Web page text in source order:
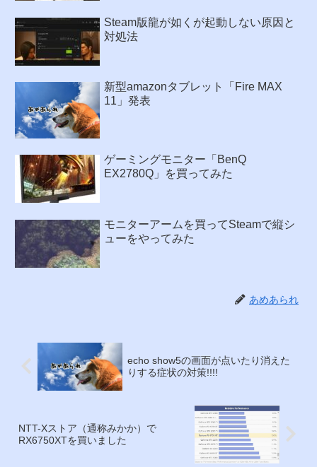
Steam版龍が如くが起動しない原因と
対処法
新型amazonタブレット「Fire MAX
11」発表
ゲーミングモニター「BenQ
EX2780Q」を買ってみた
モニターアームを買ってSteamで縦シ
ューをやってみた
あめあられ
echo show5の画面が点いたり消えた
りする症状の対策!!!!
NTT-Xストア（通称みかか）で
RX6750XTを買いました